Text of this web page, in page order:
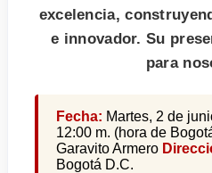
excelencia,
e innovador. Su
para
Fecha: Martes, 2 de
12:00 m. (hora de
Garavito Armero
Bogotá D.C.